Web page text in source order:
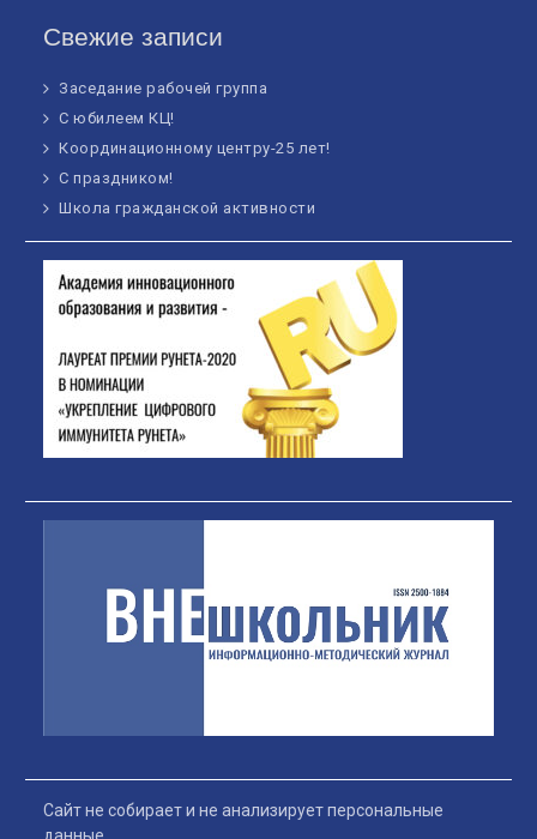
Свежие записи
Заседание рабочей группа
С юбилеем КЦ!
Координационному центру-25 лет!
С праздником!
Школа гражданской активности
Сайт не собирает и не анализирует персональные
данные.